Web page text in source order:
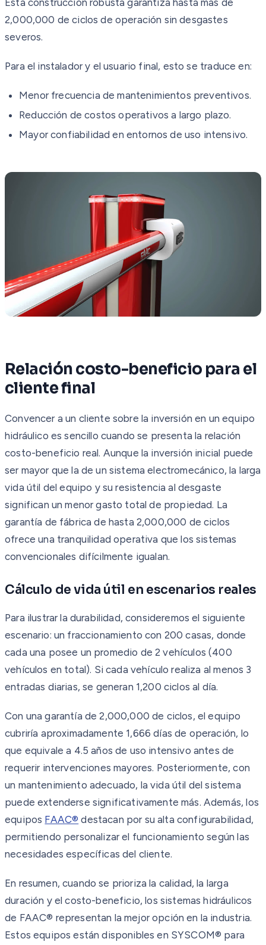
2,000,000 de ciclos de operación sin desgastes
severos.
Para el instalador y el usuario final, esto se traduce en:
Menor frecuencia de mantenimientos preventivos.
Reducción de costos operativos a largo plazo.
Mayor confiabilidad en entornos de uso intensivo.
Relación costo-beneficio para el
cliente final
Convencer a un cliente sobre la inversión en un equipo
hidráulico es sencillo cuando se presenta la relación
costo-beneficio real. Aunque la inversión inicial puede
ser mayor que la de un sistema electromecánico, la larga
vida útil del equipo y su resistencia al desgaste
significan un menor gasto total de propiedad. La
garantía de fábrica de hasta 2,000,000 de ciclos
ofrece una tranquilidad operativa que los sistemas
convencionales difícilmente igualan.
Cálculo de vida útil en escenarios reales
Para ilustrar la durabilidad, consideremos el siguiente
escenario: un fraccionamiento con 200 casas, donde
cada una posee un promedio de 2 vehículos (400
vehículos en total). Si cada vehículo realiza al menos 3
entradas diarias, se generan 1,200 ciclos al día.
Con una garantía de 2,000,000 de ciclos, el equipo
cubriría aproximadamente 1,666 días de operación, lo
que equivale a 4.5 años de uso intensivo antes de
requerir intervenciones mayores. Posteriormente, con
un mantenimiento adecuado, la vida útil del sistema
puede extenderse significativamente más. Además, los
equipos FAAC® destacan por su alta configurabilidad,
permitiendo personalizar el funcionamiento según las
necesidades específicas del cliente.
En resumen, cuando se prioriza la calidad, la larga
duración y el costo-beneficio, los sistemas hidráulicos
de FAAC® representan la mejor opción en la industria.
Estos equipos están disponibles en SYSCOM® para